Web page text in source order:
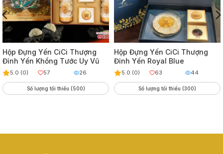
Hộp Đựng Yến CiCi Thượng
Đỉnh Yến Khổng Tước Uy Vũ
5.0 (0) 57 26
Số lượng tối thiểu (500)
Hộp Đựng Yến CiCi Thượng
Đỉnh Yến Royal Blue
5.0 (0) 63 44
Số lượng tối thiểu (300)